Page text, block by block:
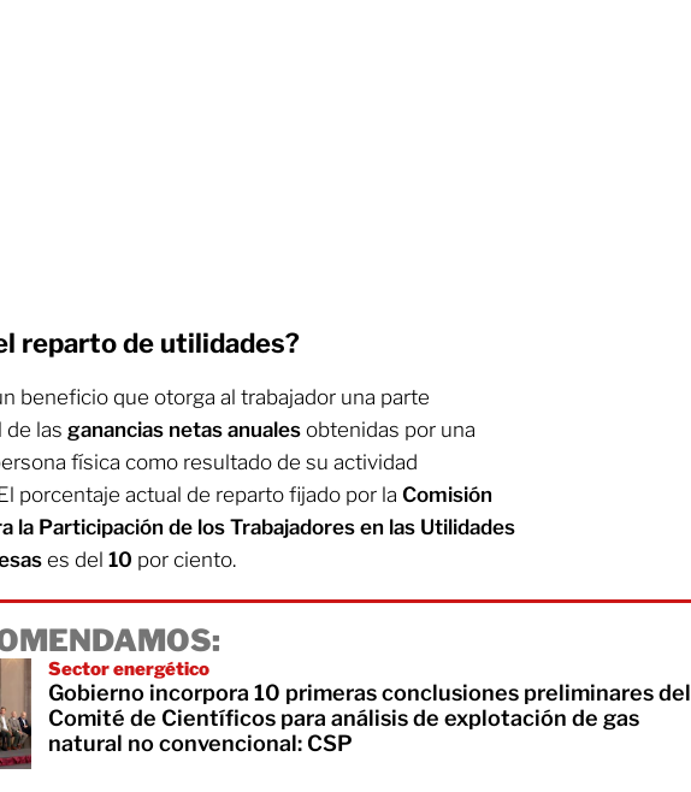
reparto de utilidades?
beneficio que otorga al trabajador una parte
de las ganancias netas anuales obtenidas por una
física como resultado de su actividad
porcentaje actual de reparto fijado por la Comisión
la Participación de los Trabajadores en las Utilidades
es del 10 por ciento.
Sector energético
Gobierno incorpora 10 primeras conclusiones preliminares del
Comité de Científicos para análisis de explotación de gas
natural no convencional: CSP